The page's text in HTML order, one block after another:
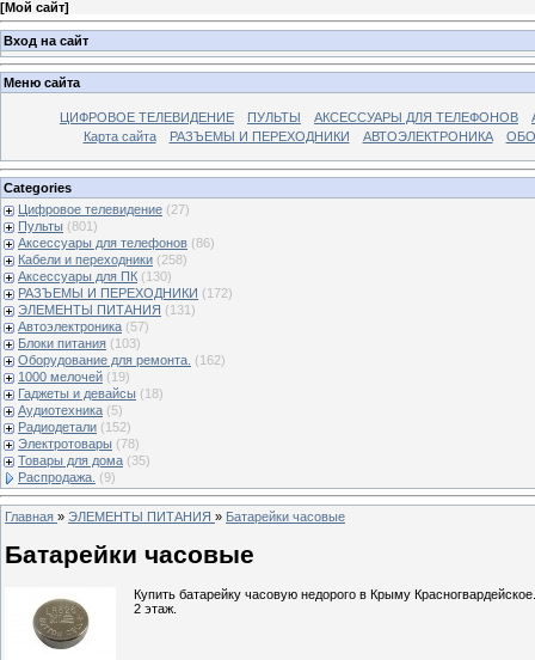
[Мой сайт]
Вход на сайт
Меню сайта
ЦИФРОВОЕ ТЕЛЕВИДЕНИЕ ПУЛЬТЫ АКСЕССУАРЫ ДЛЯ ТЕЛЕФОНОВ
Карта сайта
РАЗЪЕМЫ И ПЕРЕХОДНИКИ АВТОЭЛЕКТРОНИКА
Categories
Цифровое телевидение (27)
Пульты (801)
Аксессуары для телефонов (86)
Кабели и переходники (258)
Аксессуары для ПК (130)
РАЗЪЕМЫ И ПЕРЕХОДНИКИ (172)
ЭЛЕМЕНТЫ ПИТАНИЯ (131)
Автоэлектроника (57)
Блоки питания (103)
Оборудование для ремонта. (162)
1000 мелочей (19)
Гаджеты и девайсы (18)
Аудиотехника (5)
Радиодетали (152)
Электротовары (78)
Товары для дома (35)
Распродажа. (9)
Главная » ЭЛЕМЕНТЫ ПИТАНИЯ » Батарейки часовые
Батарейки часовые
Купить батарейку часовую недорого в Крыму
2 этаж.